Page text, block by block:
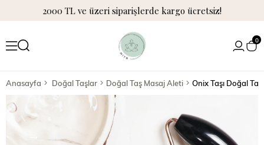
2000 TL ve üzeri siparişlerde kargo ücretsiz!
0
Anasayfa Doğal Taşlar Doğal Taş Masaj Aleti Onix Taşı Doğal